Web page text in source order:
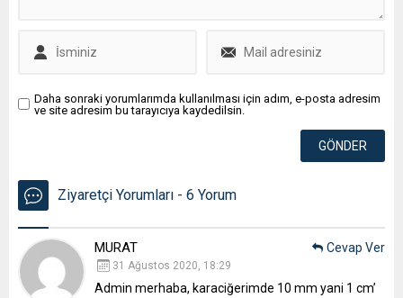
Daha sonraki yorumlarımda kullanılması için adım, e-posta adresim
ve site adresim bu tarayıcıya kaydedilsin.
Ziyaretçi Yorumları - 6 Yorum
MURAT
31 Ağustos 2020, 18:29
Admin merhaba, karaciğerimde 10 mm yani 1 cm’
Cevap Ver